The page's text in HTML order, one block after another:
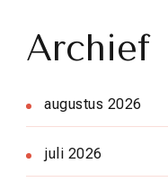
Archief
augustus 2026
juli 2026